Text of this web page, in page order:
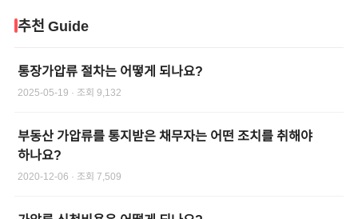
추천 Guide
통장가압류 절차는 어떻게 되나요?
2025-05-19 · 조회 9,132
부동산 가압류를 통지받은 채무자는 어떤 조치를 취해야
하나요?
2020-12-06 · 조회 7,509